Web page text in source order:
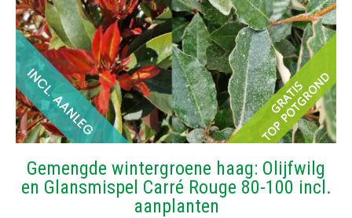
Gemengde wintergroene haag: Olijfwilg
en Glansmispel Carré Rouge 80-100 incl.
aanplanten